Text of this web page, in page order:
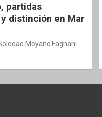
partidas
distinción en Mar
Moyano Fagnani